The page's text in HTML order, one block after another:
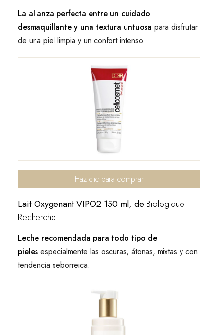
La alianza perfecta entre un cuidado
desmaquillante y una textura untuosa para disfrutar
de una piel limpia y un confort intenso.
Haz clic para comprar
Lait Oxygenant VIPO2 150 ml, de Biologique
Recherche
Leche recomendada para todo tipo de
pieles especialmente las oscuras, átonas, mixtas y con
tendencia seborreica.